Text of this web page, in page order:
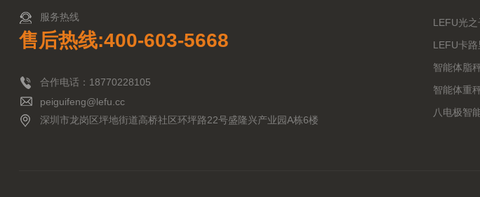
服务热线
售后热线:400-603-5668
合作电话：18770228105
peiguifeng@lefu.cc
深圳市龙岗区坪地街道高桥社区环坪路22号盛隆兴产业园A栋6楼
LEFU光之
LEFU卡路
智能体脂
智能体重
八电极智